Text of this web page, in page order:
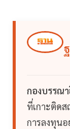
กองบรรณ
ที่เกาะติดส
การลงทุน